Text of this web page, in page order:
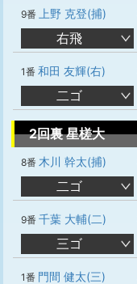
9番 上野 克登(捕)
右飛
1番 和田 友輝(右)
二ゴ
2回裏 星槎大
8番 木川 幹太(捕)
二ゴ
9番 千葉 大輔(二)
三ゴ
1番 門間 健太(三)